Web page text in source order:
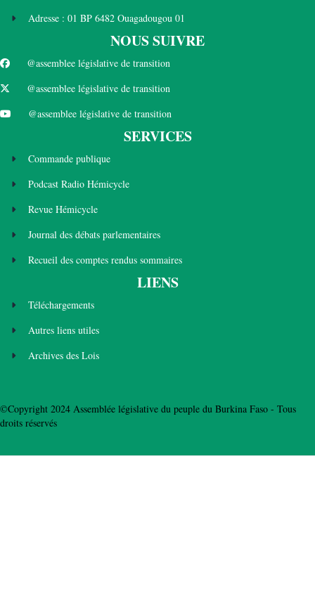
Adresse : 01 BP 6482 Ouagadougou 01
NOUS SUIVRE
@assemblee législative de transition
@assemblee législative de transition
@assemblee législative de transition
SERVICES
Commande publique
Podcast Radio Hémicycle
Revue Hémicycle
Journal des débats parlementaires
Recueil des comptes rendus sommaires
LIENS
Téléchargements
Autres liens utiles
Archives des Lois
©Copyright 2024 Assemblée législative du peuple du Burkina Faso - Tous
droits réservés